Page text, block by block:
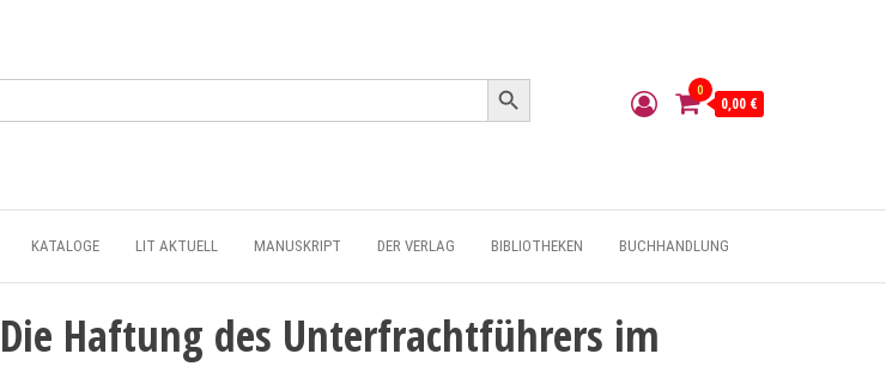
Search Button
0
0,00 €
KATALOGE LIT AKTUELL MANUSKRIPT DER VERLAG BIBLIOTHEKEN BUCHHANDLUNG
Die Haftung des Unterfrachtführers im